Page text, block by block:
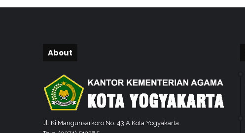
About
Jl. Ki Mangunsarkoro No. 43 A Kota Yogyakarta